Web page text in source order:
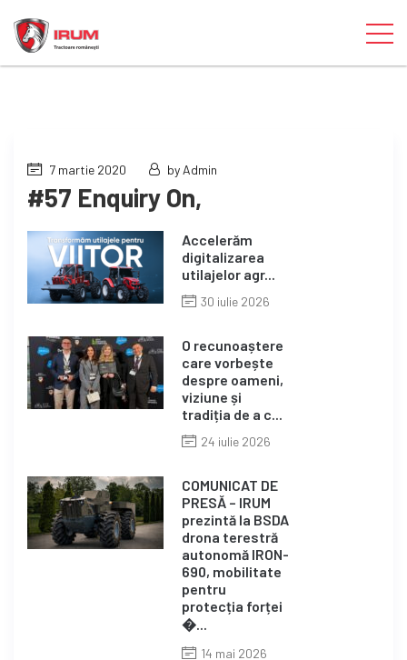
7 martie 2020 by Admin
#57 Enquiry On,
Accelerăm
digitalizarea
utilajelor agr...
30 iulie 2026
O recunoaștere
care vorbește
despre oameni,
viziune și
tradiția de a c...
24 iulie 2026
COMUNICAT DE
PRESĂ – IRUM
prezintă la BSDA
drona terestră
autonomă IRON-
690, mobilitate
pentru
protecția forței
�...
14 mai 2026